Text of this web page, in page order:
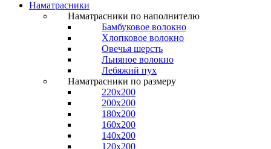
Наматрасники
Наматрасники по наполнителю
Бамбуковое волокно
Хлопковое волокно
Овечья шерсть
Льняное волокно
Лебяжий пух
Наматрасники по размеру
220x200
200x200
180x200
160x200
140x200
120x200